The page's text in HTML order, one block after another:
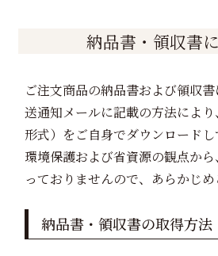
納品書・領収書
ご注文商品の納品書および領収
送通知メールに記載の方法によ
形式）をご自身でダウンロードし
環境保護および省資源の観点か
っておりませんので、あらかじめ
納品書・領収書の取得方法